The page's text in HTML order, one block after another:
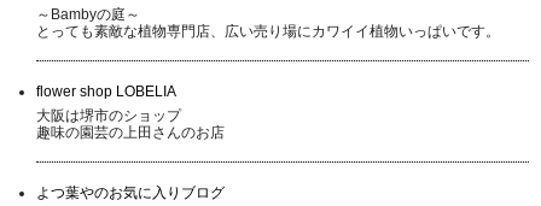
～Bambyの庭～
とっても素敵な植物専門店、広い売り場にカワイイ植物いっぱいです。
flower shop LOBELIA
大阪は堺市のショップ
趣味の園芸の上田さんのお店
よつ葉やのお気に入りブログ